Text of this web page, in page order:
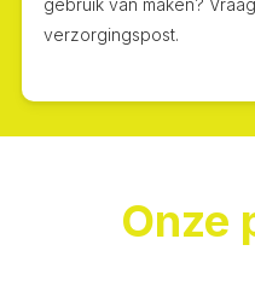
gebruik van maken?
verzorgingspost.
Onze